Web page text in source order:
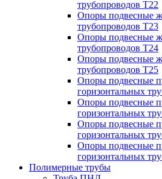
трубопроводов Т22
Опоры подвесные
трубопроводов Т23
Опоры подвесные
трубопроводов Т24
Опоры подвесные
трубопроводов Т25
Опоры подвесные
горизонтальных
Опоры подвесные
горизонтальных
Опоры подвесные
горизонтальных
Опоры подвесные
горизонтальных
Полимерные трубы